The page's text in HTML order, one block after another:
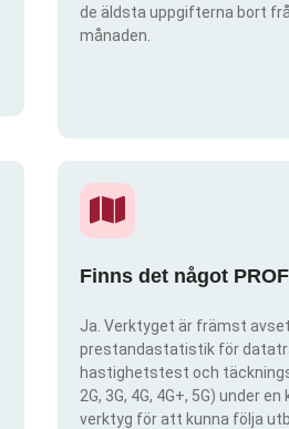
de äldsta uppgifterna bort
månaden.
Finns det något
Ja. Verktyget är främst
prestandastatistik för
hastighetstest och
2G, 3G, 4G, 4G+, 5G) under
verktyg för att kunna följa